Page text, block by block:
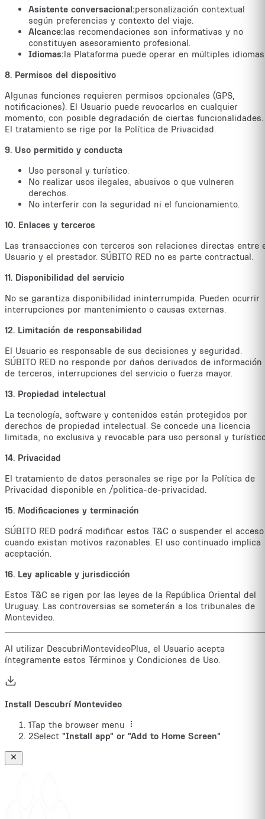
Asistente conversacional:personalización contextual
según preferencias y contexto del viaje.
Alcance:las recomendaciones son informativas y no
constituyen asesoramiento profesional.
Idiomas:la Plataforma puede operar en múltiples
8. Permisos del dispositivo
Algunas funciones requieren permisos opcionales (GPS,
notificaciones). El Usuario puede revocarlos en cualquier
momento, con posible degradación de ciertas funcionalidades.
El tratamiento se rige por la Política de Privacidad.
9. Uso permitido y conducta
Uso personal y turístico.
No realizar usos ilegales, abusivos o que vulneren
derechos.
No interferir con la seguridad ni el funcionamiento.
10. Enlaces y terceros
Las transacciones con terceros son relaciones directas entre
Usuario y el prestador. SÚBITO RED no es parte contractual.
11. Disponibilidad del servicio
No se garantiza disponibilidad ininterrumpida. Pueden ocurrir
interrupciones por mantenimiento o causas externas.
12. Limitación de responsabilidad
El Usuario es responsable de sus decisiones y seguridad.
SÚBITO RED no responde por daños derivados de información
de terceros, interrupciones del servicio o fuerza mayor.
13. Propiedad intelectual
La tecnología, software y contenidos están protegidos por
derechos de propiedad intelectual. Se concede una licencia
limitada, no exclusiva y revocable para uso personal y
14. Privacidad
El tratamiento de datos personales se rige por la Política de
Privacidad disponible en /politica-de-privacidad.
15. Modificaciones y terminación
SÚBITO RED podrá modificar estos T&C o suspender el acceso
cuando existan motivos razonables. El uso continuado implica
aceptación.
16. Ley aplicable y jurisdicción
Estos T&C se rigen por las leyes de la República Oriental del
Uruguay. Las controversias se someterán a los tribunales de
Montevideo.
Al utilizar DescubriMontevideoPlus, el Usuario acepta
íntegramente estos Términos y Condiciones de Uso.
Install Descubrí Montevideo
1Tap the browser menu
2Select "Install app" or "Add to Home Screen"